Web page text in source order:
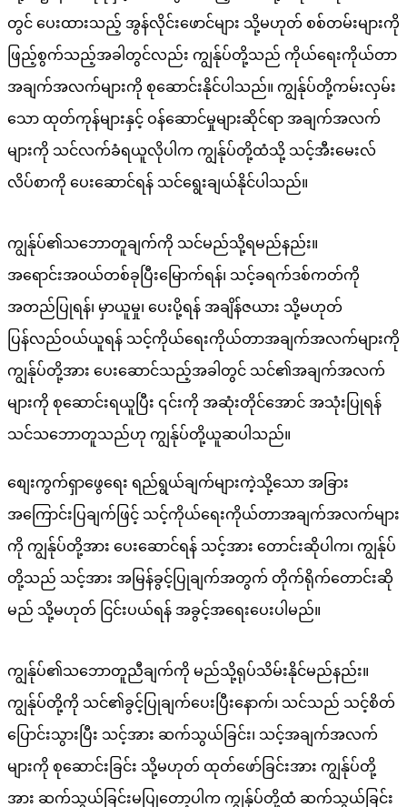
တွင် ပေးထားသည့် အွန်လိုင်းဖောင်များ သို့မဟုတ် စစ်တမ်းများကို
ဖြည့်စွက်သည့်အခါတွင်လည်း ကျွန်ုပ်တို့သည် ကိုယ်ရေးကိုယ်တာ
အချက်အလက်များကို စုဆောင်းနိုင်ပါသည်။ ကျွန်ုပ်တို့ကမ်းလှမ်း
သော ထုတ်ကုန်များနှင့် ဝန်ဆောင်မှုများဆိုင်ရာ အချက်အလက်
များကို သင်လက်ခံရယူလိုပါက ကျွန်ုပ်တို့ထံသို့ သင့်အီးမေးလ်
လိပ်စာကို ပေးဆောင်ရန် သင်ရွေးချယ်နိုင်ပါသည်။
ကျွန်ုပ်၏သဘောတူချက်ကို သင်မည်သို့ရမည်နည်း။
အရောင်းအ၀ယ်တစ်ခုပြီးမြောက်ရန်၊ သင့်ခရက်ဒစ်ကတ်ကို
အတည်ပြုရန်၊ မှာယူမှု၊ ပေးပို့ရန် အချိန်ဇယား သို့မဟုတ်
ပြန်လည်ဝယ်ယူရန် သင့်ကိုယ်ရေးကိုယ်တာအချက်အလက်များကို
ကျွန်ုပ်တို့အား ပေးဆောင်သည့်အခါတွင် သင်၏အချက်အလက်
များကို စုဆောင်းရယူပြီး ၎င်းကို အဆုံးတိုင်အောင် အသုံးပြုရန်
သင်သဘောတူသည်ဟု ကျွန်ုပ်တို့ယူဆပါသည်။
စျေးကွက်ရှာဖွေရေး ရည်ရွယ်ချက်များကဲ့သို့သော အခြား
အကြောင်းပြချက်ဖြင့် သင့်ကိုယ်ရေးကိုယ်တာအချက်အလက်များ
ကို ကျွန်ုပ်တို့အား ပေးဆောင်ရန် သင့်အား တောင်းဆိုပါက၊ ကျွန်ုပ်
တို့သည် သင့်အား အမြန်ခွင့်ပြုချက်အတွက် တိုက်ရိုက်တောင်းဆို
မည် သို့မဟုတ် ငြင်းပယ်ရန် အခွင့်အရေးပေးပါမည်။
ကျွန်ုပ်၏သဘောတူညီချက်ကို မည်သို့ရုပ်သိမ်းနိုင်မည်နည်း။
ကျွန်ုပ်တို့ကို သင်၏ခွင့်ပြုချက်ပေးပြီးနောက်၊ သင်သည် သင့်စိတ်
ပြောင်းသွားပြီး သင့်အား ဆက်သွယ်ခြင်း၊ သင့်အချက်အလက်
များကို စုဆောင်းခြင်း သို့မဟုတ် ထုတ်ဖော်ခြင်းအား ကျွန်ုပ်တို့
အား ဆက်သွယ်ခြင်းမပြုတော့ပါက ကျွန်ုပ်တို့ထံ ဆက်သွယ်ခြင်း